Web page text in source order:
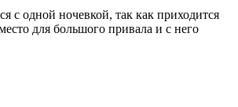
с одной ночевкой, так как приходится
для большого привала и с него